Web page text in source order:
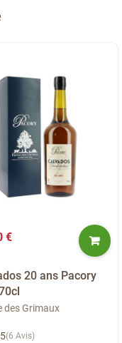
€
20 ans Pacory
des Grimaux
(6 Avis)